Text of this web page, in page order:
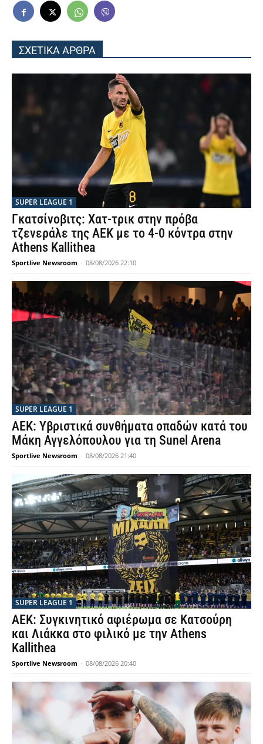
ΣΧΕΤΙΚΑ ΑΡΘΡΑ
SUPER LEAGUE 1
Γκατσίνοβιτς: Χατ-τρικ στην πρόβα
τζενεράλε της ΑΕΚ με το 4-0 κόντρα στην
Athens Kallithea
Sportlive Newsroom - 08/08/2026 22:10
SUPER LEAGUE 1
ΑΕΚ: Υβριστικά συνθήματα οπαδών κατά του
Μάκη Αγγελόπουλου για τη Sunel Arena
Sportlive Newsroom - 08/08/2026 21:40
SUPER LEAGUE 1
ΑΕΚ: Συγκινητικό αφιέρωμα σε Κατσούρη
και Λιάκκα στο φιλικό με την Athens
Kallithea
Sportlive Newsroom - 08/08/2026 20:40